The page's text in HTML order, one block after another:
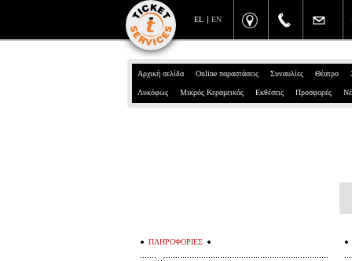
EN
EL
Αρχική σελίδα Online παραστάσεις Συναυλίες Θέατρο
Λυκόφως Μικρός Κεραμεικός Εκθέσεις Προσφορές
ΠΛΗΡΟΦΟΡΙΕΣ